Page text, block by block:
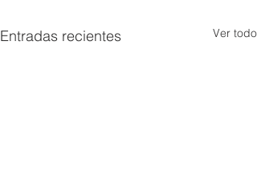
Entradas recientes Ver todo